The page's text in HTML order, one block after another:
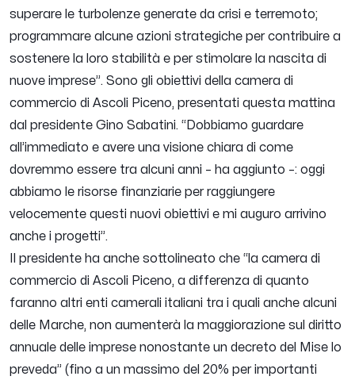
superare le turbolenze generate da crisi e terremoto;
programmare alcune azioni strategiche per contribuire a
sostenere la loro stabilità e per stimolare la nascita di
nuove imprese”. Sono gli obiettivi della camera di
commercio di Ascoli Piceno, presentati questa mattina
dal presidente Gino Sabatini. “ Dobbiamo guardare
all’immediato e avere una visione chiara di come
dovremmo essere tra alcuni anni – ha aggiunto –: oggi
abbiamo le risorse finanziarie per raggiungere
velocemente questi nuovi obiettivi e mi auguro arrivino
anche i progetti”.
Il presidente ha anche sottolineato che “ la camera di
commercio di Ascoli Piceno, a differenza di quanto
faranno altri enti camerali italiani tra i quali anche alcuni
delle Marche, non aumenterà la maggiorazione sul diritto
annuale delle imprese nonostante un decreto del Mise lo
preveda” (fino a un massimo del 20% per importanti